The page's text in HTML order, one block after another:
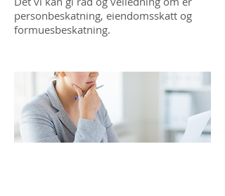
personbeskatning, eiendomsskatt og
formuesbeskatning.